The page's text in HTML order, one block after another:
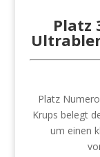
Platz
Platz
Krups belegt
um einen